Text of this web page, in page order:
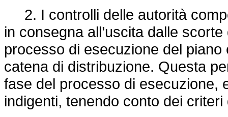
2. I controlli delle autorità
in consegna all’uscita dalle
processo di esecuzione del
catena di distribuzione. Questa
fase del processo di esecuzione,
indigenti, tenendo conto dei criteri